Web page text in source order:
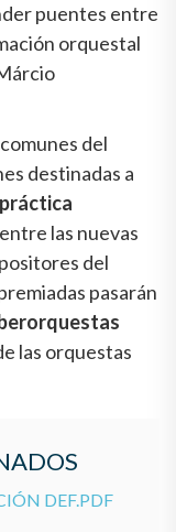
puentes entre
orquestal
del
destinadas a
entre las nuevas
del
pasarán
las orquestas
DEF.PDF